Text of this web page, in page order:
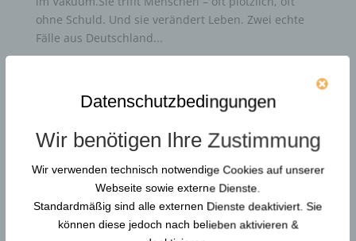
ohne Schuld. Und sie verändert Leben. Zwei echte
Fälle aus Deutschland...
Neue Artikel
Gewaltschutzkoordinator in KRITIS: Resilienz und
Gewaltprävention
Reform der DGUV Vorschrift 2: Gewaltprävention &
Datenschutzbedingungen
Wir benötigen Ihre Zustimmung
Wir verwenden technisch notwendige Cookies auf unserer
Webseite sowie externe Dienste.
Standardmäßig sind alle externen Dienste deaktiviert. Sie
können diese jedoch nach belieben aktivieren &